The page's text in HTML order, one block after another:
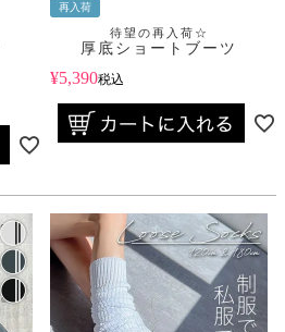
再入荷
待望の再入荷☆
厚底ショートブーツ
¥5,390税込